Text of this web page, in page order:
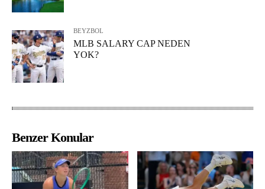
BEYZBOL
MLB SALARY CAP NEDEN
YOK?
Benzer Konular